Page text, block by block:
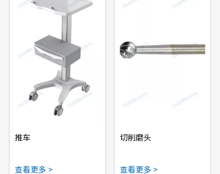
推车
查看更多 >
切削磨头
查看更多 >